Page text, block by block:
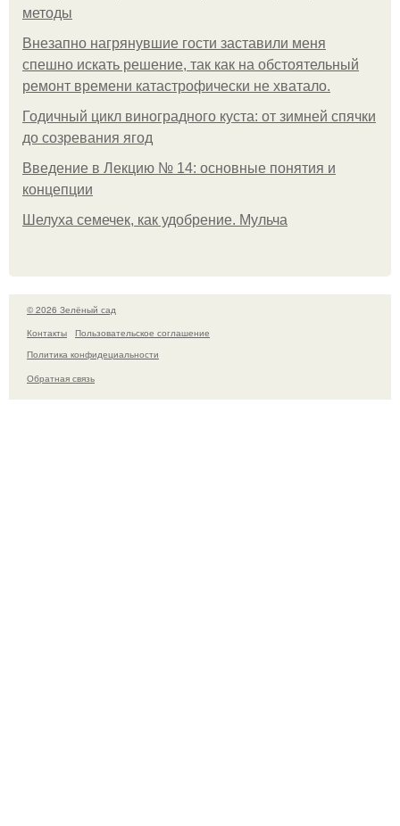
методы
Внезапно нагрянувшие гости заставили меня
спешно искать решение, так как на обстоятельный
ремонт времени катастрофически не хватало.
Годичный цикл виноградного куста: от зимней спячки
до созревания ягод
Введение в Лекцию № 14: основные понятия и
концепции
Шелуха семечек, как удобрение. Мульча
© 2026 Зелёный сад
Контакты
Пользовательское соглашение
Политика конфидециальности
Обратная связь